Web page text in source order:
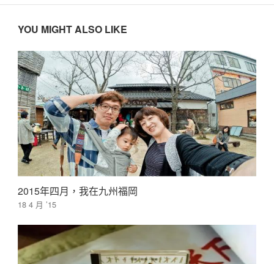
YOU MIGHT ALSO LIKE
2015年四月，我在九州福岡
18 4 月 ’15